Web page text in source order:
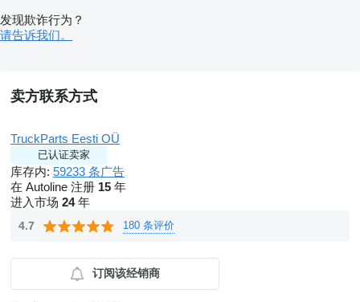
发现欺诈行为？
请告诉我们。
卖方联系方式
TruckParts Eesti OÜ
已认证卖家
库存内: 59233 条广告
在 Autoline 注册 15 年
进入市场 24年
4.7 180 条评价
订阅该经销商